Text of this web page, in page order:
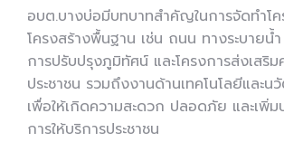
อบต.บางบ่อมีบทบาทสำคัญในการจัดทำโ
โครงสร้างพื้นฐาน เช่น ถนน ทางระบายน้
การปรับปรุงภูมิทัศน์ และโครงการส่งเส
ประชาชน รวมถึงงานด้านเทคโนโลยีและ
เพื่อให้เกิดความสะดวก ปลอดภัย และเพิ่ม
การให้บริการประชาชน